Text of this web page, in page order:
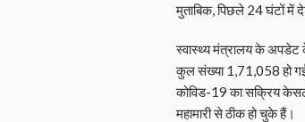
मुताबिक, पिछले 24 घंटों में
स्वास्थ्य मंत्रालय के अपडेट
कुल संख्या 1,71,058 हो गई
कोविड-19 का सक्रिय
महामारी से ठीक हो चुके हैं।